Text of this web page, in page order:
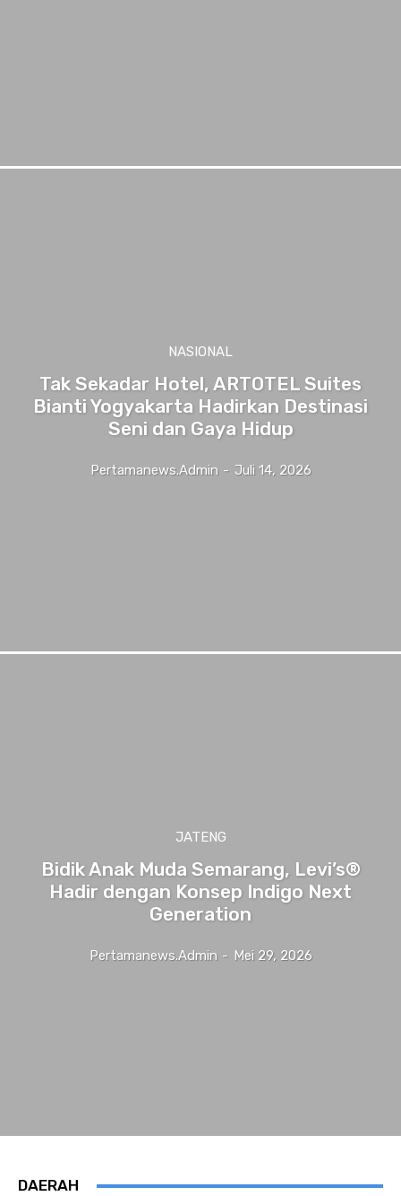
NASIONAL
Tak Sekadar Hotel, ARTOTEL Suites
Bianti Yogyakarta Hadirkan Destinasi
Seni dan Gaya Hidup
Pertamanews.admin - Juli 14, 2026
JATENG
Bidik Anak Muda Semarang, Levi’s®
Hadir dengan Konsep Indigo Next
Generation
Pertamanews.admin - Mei 29, 2026
DAERAH